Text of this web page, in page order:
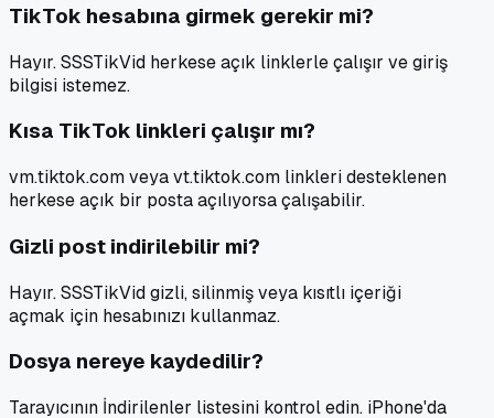
TikTok hesabına girmek gerekir mi?
Hayır. SSSTikVid herkese açık linklerle çalışır ve giriş
bilgisi istemez.
Kısa TikTok linkleri çalışır mı?
vm.tiktok.com veya vt.tiktok.com linkleri desteklenen
herkese açık bir posta açılıyorsa çalışabilir.
Gizli post indirilebilir mi?
Hayır. SSSTikVid gizli, silinmiş veya kısıtlı içeriği
açmak için hesabınızı kullanmaz.
Dosya nereye kaydedilir?
Tarayıcının İndirilenler listesini kontrol edin. iPhone'da